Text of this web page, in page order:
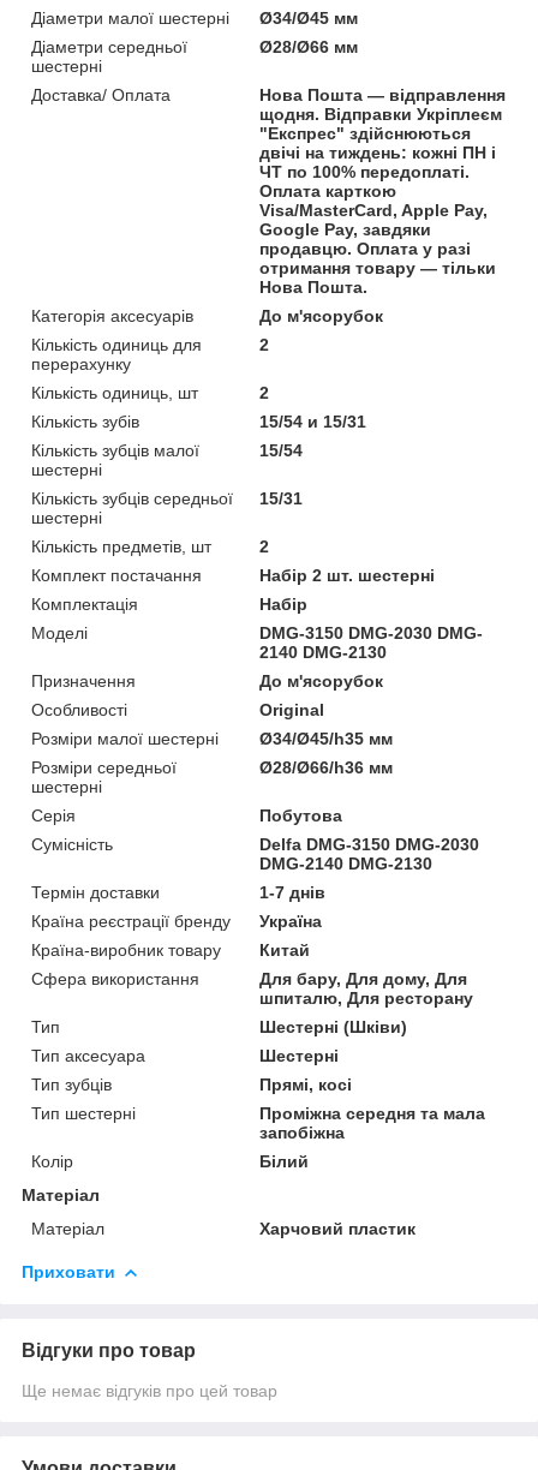
Діаметри малої шестерні
Ø34/Ø45 мм
Діаметри середньої
шестерні
Ø28/Ø66 мм
Доставка/ Оплата
Нова Пошта — відправлення
щодня. Відправки Укріплеєм
"Експрес" здійснюються
двічі на тиждень: кожні ПН і
ЧТ по 100% передоплаті.
Оплата карткою
Visa/MasterCard, Apple Pay,
Google Pay, завдяки
продавцю. Оплата у разі
отримання товару — тільки
Нова Пошта.
Категорія аксесуарів
До м'ясорубок
Кількість одиниць для
перерахунку
2
Кількість одиниць, шт
2
Кількість зубів
15/54 и 15/31
Кількість зубців малої
шестерні
15/54
Кількість зубців середньої
шестерні
15/31
Кількість предметів, шт
2
Комплект постачання
Набір 2 шт. шестерні
Комплектація
Набір
Моделі
DMG-3150 DMG-2030 DMG-
2140 DMG-2130
Призначення
До м'ясорубок
Особливості
Original
Розміри малої шестерні
Ø34/Ø45/h35 мм
Розміри середньої
шестерні
Ø28/Ø66/h36 мм
Серія
Побутова
Сумісність
Delfa DMG-3150 DMG-2030
DMG-2140 DMG-2130
Термін доставки
1-7 днів
Країна реєстрації бренду
Україна
Країна-виробник товару
Китай
Сфера використання
Для бару, Для дому, Для
шпиталю, Для ресторану
Тип
Шестерні (Шківи)
Тип аксесуара
Шестерні
Тип зубців
Прямі, косі
Тип шестерні
Проміжна середня та мала
запобіжна
Колір
Білий
Матеріал
Матеріал
Харчовий пластик
Приховати
Відгуки про товар
Ще немає відгуків про цей товар